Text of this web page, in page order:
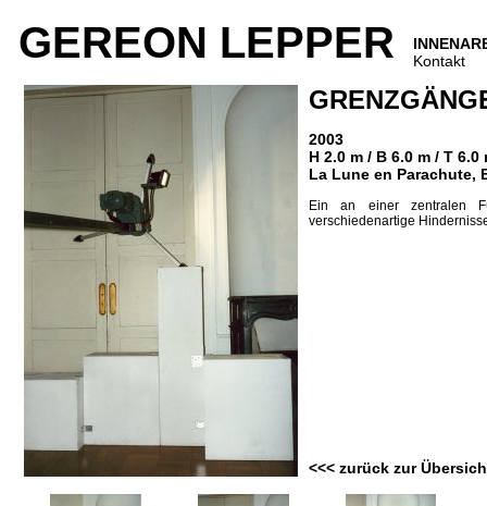
GEREON LEPPER
Kontakt
2003
H 2.0 m / B 6.0 m / T 6.0
La Lune en Parachute,
Ein an einer zentralen
verschiedenartige
<<< zurück zur